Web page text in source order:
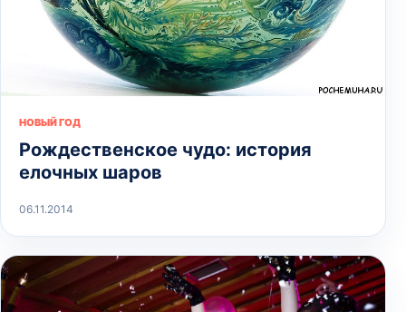
НОВЫЙ ГОД
Рождественское чудо: история
елочных шаров
06.11.2014